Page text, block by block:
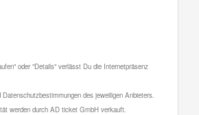
oder "Details" verlässt Du die Internetpräsenz
des jeweiligen Anbieters.
werden durch AD ticket GmbH verkauft.